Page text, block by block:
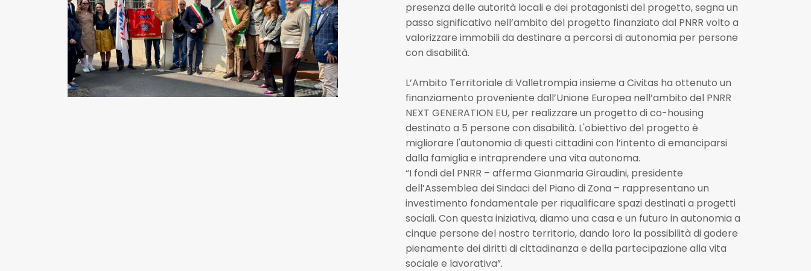
presenza delle autorità locali e dei protagonisti del progetto, segna un
passo significativo nell’ambito del progetto finanziato dal PNRR volto a
valorizzare immobili da destinare a percorsi di autonomia per persone
con disabilità.
L’Ambito Territoriale di Valletrompia insieme a Civitas ha ottenuto un
finanziamento proveniente dall’Unione Europea nell’ambito del PNRR
NEXT GENERATION EU, per realizzare un progetto di co-housing
destinato a 5 persone con disabilità. L'obiettivo del progetto è
migliorare l'autonomia di questi cittadini con l’intento di emanciparsi
dalla famiglia e intraprendere una vita autonoma.
“I fondi del PNRR – afferma Gianmaria Giraudini, presidente
dell’Assemblea dei Sindaci del Piano di Zona – rappresentano un
investimento fondamentale per riqualificare spazi destinati a progetti
sociali. Con questa iniziativa, diamo una casa e un futuro in autonomia a
cinque persone del nostro territorio, dando loro la possibilità di godere
pienamente dei diritti di cittadinanza e della partecipazione alla vita
sociale e lavorativa”.